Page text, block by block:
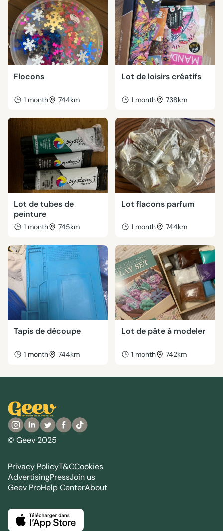
Flocons
1 month 744km
Lot de loisirs créatifs
1 month 738km
Lot de tubes de
peinture
1 month 745km
Lot flacons parfum
1 month 744km
Tapis de découpe
1 month 744km
Lot de pâte à modeler
1 month 742km
© Geev 2025
Privacy PolicyT&CCookies
AdvertisingPressJoin us
Geev ProHelp CenterAbout